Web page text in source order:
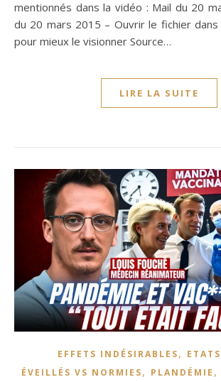
mentionnés dans la vidéo : Mail du 20
du 20 mars 2015 – Ouvrir le fichier
pour mieux le visionner Source…
LIRE LA SUITE
EFFETS INDÉSIRABLES,
ÉVEILLÉS VS NORMIES, PLANDÉMIE ,